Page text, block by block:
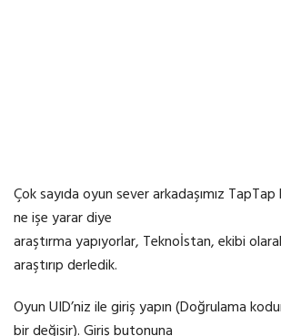
Çok sayıda oyun sever arkadaşımız TapTap
ne işe yarar diye
araştırma yapıyorlar, Teknoİstan, ekibi
araştırıp derledik.
Oyun UID’niz ile giriş yapın (Doğrulama